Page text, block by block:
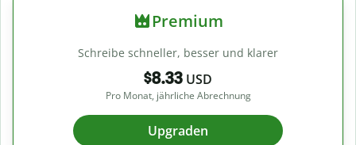
Premium
Schreibe schneller, besser und klarer
$8.33 USD
Pro Monat, jährliche Abrechnung
Upgraden